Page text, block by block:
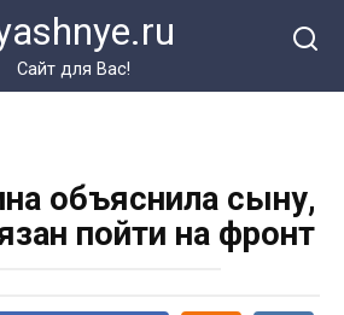
Сайт для Вас!
объяснила сыну,
пойти на фронт